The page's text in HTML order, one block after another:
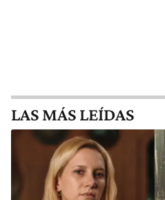
LAS MÁS LEÍDAS